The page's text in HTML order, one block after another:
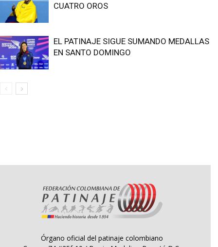
CUATRO OROS
EL PATINAJE SIGUE SUMANDO MEDALLAS
EN SANTO DOMINGO
Órgano oficial del patinaje colombiano